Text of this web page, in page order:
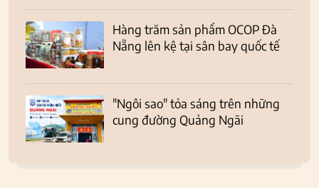
Hàng trăm sản phẩm OCOP Đà
Nẵng lên kệ tại sân bay quốc tế
"Ngôi sao" tỏa sáng trên những
cung đường Quảng Ngãi